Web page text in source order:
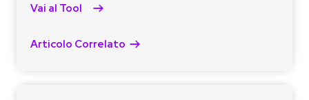
Vai al Tool
Articolo Correlato